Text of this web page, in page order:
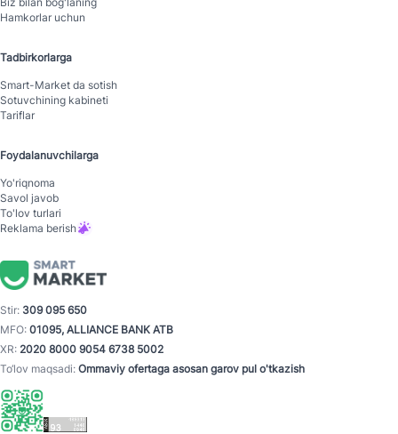
Hamkorlar uchun
Tadbirkorlarga
Smart-Mаrket da sotish
Sotuvchining kabineti
Tariflar
Foydalanuvchilarga
Yo'riqnoma
Savol javob
To'lov turlari
Reklama berish
Stir: 309 095 650
MFO: 01095, ALLIANCE BANK ATB
XR: 2020 8000 9054 6738 5002
To‘lov maqsadi: Ommaviy ofertaga asosan garov pul o'tkazish